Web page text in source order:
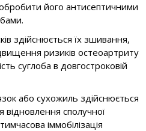
його антисептичними
здійснюється їх зшивання,
ризиків остеоартриту
суглоба в довгостроковій
або сухожиль здійснюється
сполучної
іммобілізація